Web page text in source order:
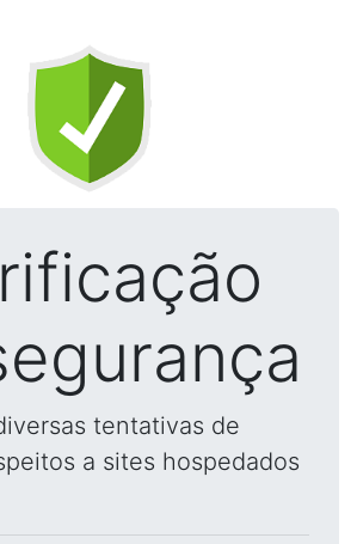
tentativas de
a sites hospedados